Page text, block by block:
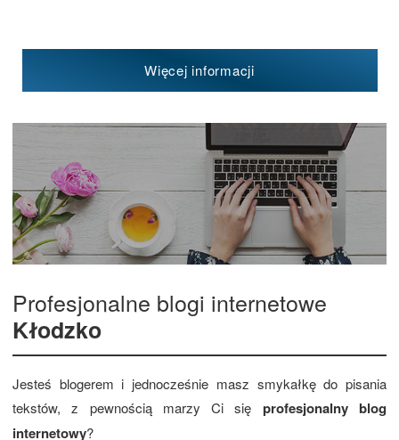
Więcej informacji
Profesjonalne blogi internetowe
Kłodzko
Jesteś blogerem i jednocześnie masz smykałkę do pisania
tekstów, z pewnością marzy Ci się profesjonalny blog
internetowy?